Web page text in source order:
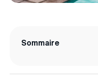
Sommaire